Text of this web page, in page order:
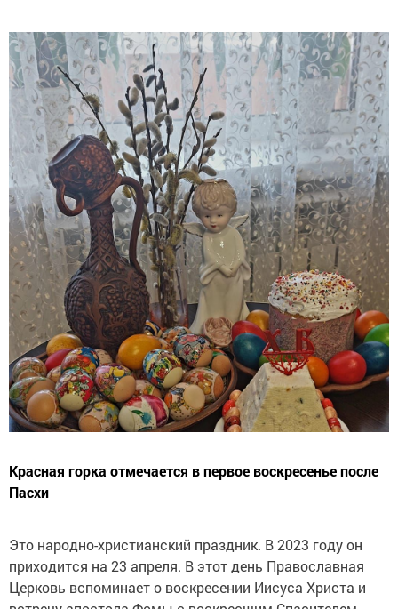
Красная горка отмечается в первое воскресенье после
Пасхи
Это народно-христианский праздник. В 2023 году он
приходится на 23 апреля. В этот день Православная
Церковь вспоминает о воскресении Иисуса Христа и